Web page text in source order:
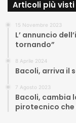
Articoli più visti
15 Novembre 2023
L’ annuncio
tornando”
8 Aprile 2024
Bacoli, arriva il
7 Agosto 2023
Bacoli, cambia
pirotecnico che